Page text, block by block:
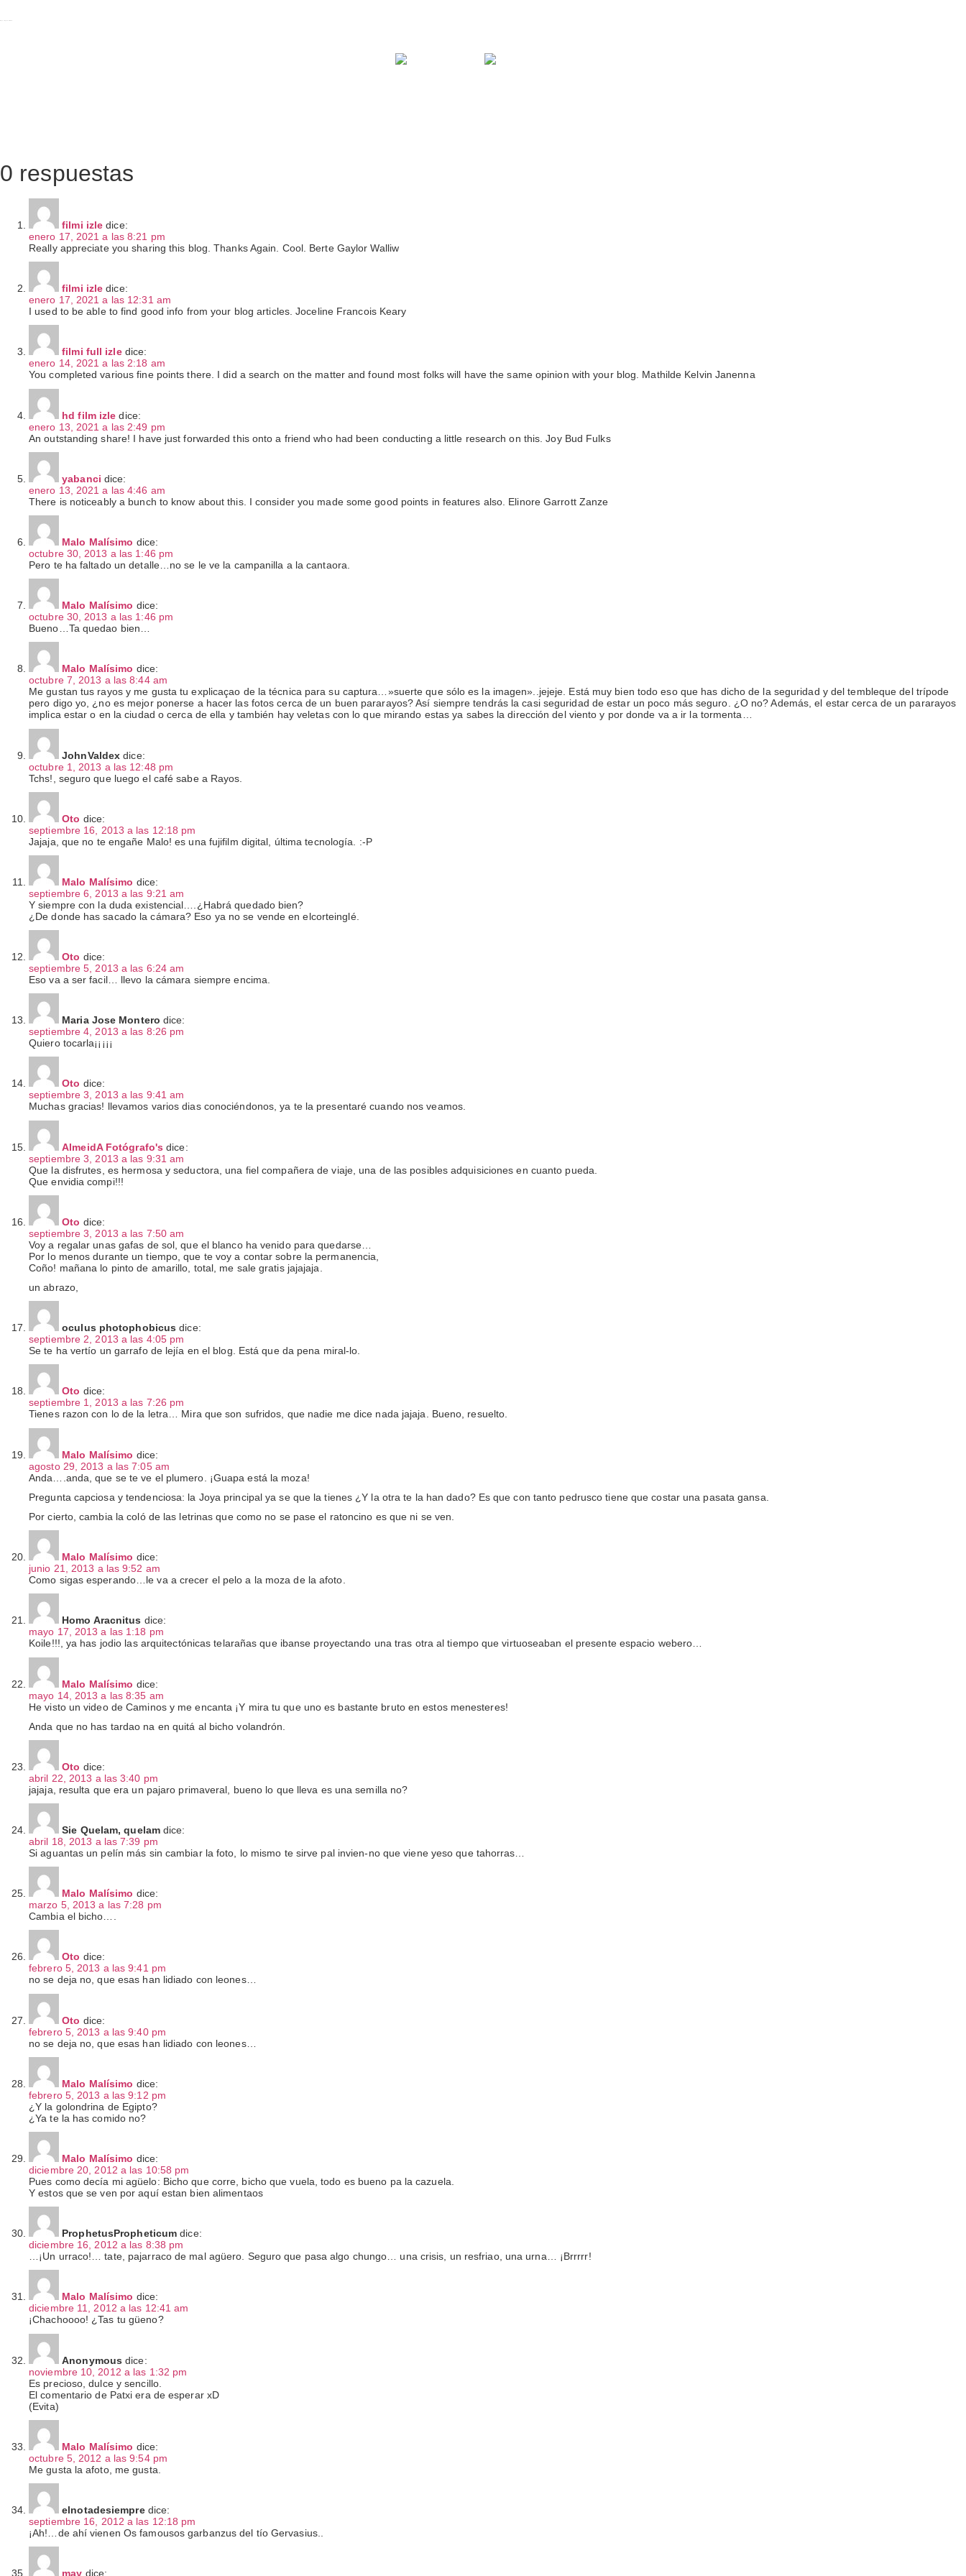
0 respuestas
filmi izle dice:
enero 17, 2021 a las 8:21 pm
Really appreciate you sharing this blog. Thanks Again. Cool. Berte Gaylor Walliw
filmi izle dice:
enero 17, 2021 a las 12:31 am
I used to be able to find good info from your blog articles. Joceline Francois Keary
filmi full izle dice:
enero 14, 2021 a las 2:18 am
You completed various fine points there. I did a search on the matter and found most folks will have the same opinion with your blog. Mathilde Kelvin Janenna
hd film izle dice:
enero 13, 2021 a las 2:49 pm
An outstanding share! I have just forwarded this onto a friend who had been conducting a little research on this. Joy Bud Fulks
yabanci dice:
enero 13, 2021 a las 4:46 am
There is noticeably a bunch to know about this. I consider you made some good points in features also. Elinore Garrott Zanze
Malo Malísimo dice:
octubre 30, 2013 a las 1:46 pm
Pero te ha faltado un detalle…no se le ve la campanilla a la cantaora.
Malo Malísimo dice:
octubre 30, 2013 a las 1:46 pm
Bueno…Ta quedao bien…
Malo Malísimo dice:
octubre 7, 2013 a las 8:44 am
Me gustan tus rayos y me gusta tu explicaçao de la técnica para su captura…»suerte que sólo es la imagen»..jejeje. Está muy bien todo eso que has dicho de la seguridad y del tembleque del trípode
pero digo yo, ¿no es mejor ponerse a hacer las fotos cerca de un buen pararayos? Así siempre tendrás la casi seguridad de estar un poco más seguro. ¿O no? Además, el estar cerca de un pararayos
implica estar o en la ciudad o cerca de ella y también hay veletas con lo que mirando estas ya sabes la dirección del viento y por donde va a ir la tormenta…
JohnValdex dice:
octubre 1, 2013 a las 12:48 pm
Tchs!, seguro que luego el café sabe a Rayos.
Oto dice:
septiembre 16, 2013 a las 12:18 pm
Jajaja, que no te engañe Malo! es una fujifilm digital, última tecnología. :-P
Malo Malísimo dice:
septiembre 6, 2013 a las 9:21 am
Y siempre con la duda existencial….¿Habrá quedado bien?
¿De donde has sacado la cámara? Eso ya no se vende en elcorteinglé.
Oto dice:
septiembre 5, 2013 a las 6:24 am
Eso va a ser facil… llevo la cámara siempre encima.
Maria Jose Montero dice:
septiembre 4, 2013 a las 8:26 pm
Quiero tocarla¡¡¡¡¡
Oto dice:
septiembre 3, 2013 a las 9:41 am
Muchas gracias! llevamos varios dias conociéndonos, ya te la presentaré cuando nos veamos.
AlmeidA Fotógrafo's dice:
septiembre 3, 2013 a las 9:31 am
Que la disfrutes, es hermosa y seductora, una fiel compañera de viaje, una de las posibles adquisiciones en cuanto pueda.
Que envidia compi!!!
Oto dice:
septiembre 3, 2013 a las 7:50 am
Voy a regalar unas gafas de sol, que el blanco ha venido para quedarse…
Por lo menos durante un tiempo, que te voy a contar sobre la permanencia,
Coño! mañana lo pinto de amarillo, total, me sale gratis jajajaja.
un abrazo,
oculus photophobicus dice:
septiembre 2, 2013 a las 4:05 pm
Se te ha vertío un garrafo de lejía en el blog. Está que da pena miral-lo.
Oto dice:
septiembre 1, 2013 a las 7:26 pm
Tienes razon con lo de la letra… Mira que son sufridos, que nadie me dice nada jajaja. Bueno, resuelto.
Malo Malísimo dice:
agosto 29, 2013 a las 7:05 am
Anda….anda, que se te ve el plumero. ¡Guapa está la moza!
Pregunta capciosa y tendenciosa: la Joya principal ya se que la tienes ¿Y la otra te la han dado? Es que con tanto pedrusco tiene que costar una pasata gansa.
Por cierto, cambia la coló de las letrinas que como no se pase el ratoncino es que ni se ven.
Malo Malísimo dice:
junio 21, 2013 a las 9:52 am
Como sigas esperando…le va a crecer el pelo a la moza de la afoto.
Homo Aracnitus dice:
mayo 17, 2013 a las 1:18 pm
Koile!!!, ya has jodio las arquitectónicas telarañas que ibanse proyectando una tras otra al tiempo que virtuoseaban el presente espacio webero…
Malo Malísimo dice:
mayo 14, 2013 a las 8:35 am
He visto un video de Caminos y me encanta ¡Y mira tu que uno es bastante bruto en estos menesteres!
Anda que no has tardao na en quitá al bicho volandrón.
Oto dice:
abril 22, 2013 a las 3:40 pm
jajaja, resulta que era un pajaro primaveral, bueno lo que lleva es una semilla no?
Sie Quelam, quelam dice:
abril 18, 2013 a las 7:39 pm
Si aguantas un pelín más sin cambiar la foto, lo mismo te sirve pal invien-no que viene yeso que tahorras…
Malo Malísimo dice:
marzo 5, 2013 a las 7:28 pm
Cambia el bicho….
Oto dice:
febrero 5, 2013 a las 9:41 pm
no se deja no, que esas han lidiado con leones…
Oto dice:
febrero 5, 2013 a las 9:40 pm
no se deja no, que esas han lidiado con leones…
Malo Malísimo dice:
febrero 5, 2013 a las 9:12 pm
¿Y la golondrina de Egipto?
¿Ya te la has comido no?
Malo Malísimo dice:
diciembre 20, 2012 a las 10:58 pm
Pues como decía mi agüelo: Bicho que corre, bicho que vuela, todo es bueno pa la cazuela.
Y estos que se ven por aquí estan bien alimentaos
ProphetusPropheticum dice:
diciembre 16, 2012 a las 8:38 pm
…¡Un urraco!… tate, pajarraco de mal agüero. Seguro que pasa algo chungo… una crisis, un resfriao, una urna… ¡Brrrrr!
Malo Malísimo dice:
diciembre 11, 2012 a las 12:41 am
¡Chachoooo! ¿Tas tu güeno?
Anonymous dice:
noviembre 10, 2012 a las 1:32 pm
Es precioso, dulce y sencillo.
El comentario de Patxi era de esperar xD
(Evita)
Malo Malísimo dice:
octubre 5, 2012 a las 9:54 pm
Me gusta la afoto, me gusta.
elnotadesiempre dice:
septiembre 16, 2012 a las 12:18 pm
¡Ah!…de ahí vienen Os famousos garbanzus del tío Gervasius..
may dice: